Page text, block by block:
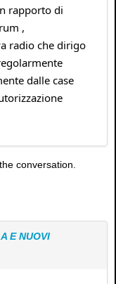
rapporto di
,
radio che dirigo
dalle case
conversation.
E NUOVI